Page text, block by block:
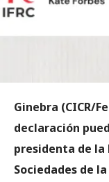
Ginebra (CICR/
declaración
presidenta de
Sociedades de